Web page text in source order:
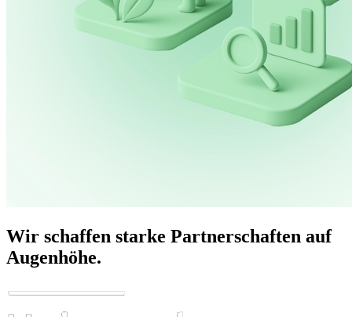
Wir schaffen starke Partnerschaften auf
Augenhöhe.